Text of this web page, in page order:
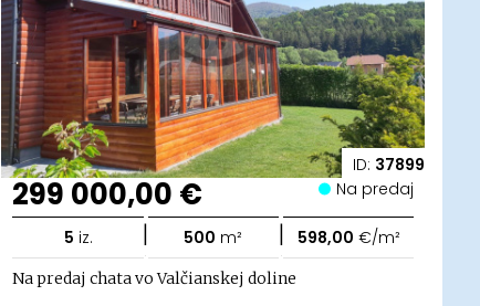
ID: 37899
299 000,00 € Na predaj
5 iz. | 500 m² | 598,00 €/m²
Na predaj chata vo Valčianskej doline